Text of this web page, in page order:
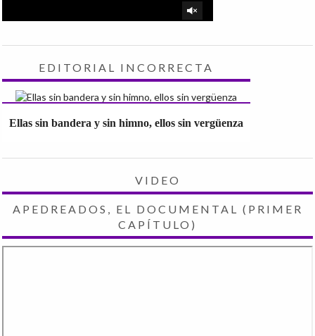
EDITORIAL INCORRECTA
Ellas sin bandera y sin himno, ellos sin vergüenza
VIDEO
APEDREADOS, EL DOCUMENTAL (PRIMER
CAPÍTULO)